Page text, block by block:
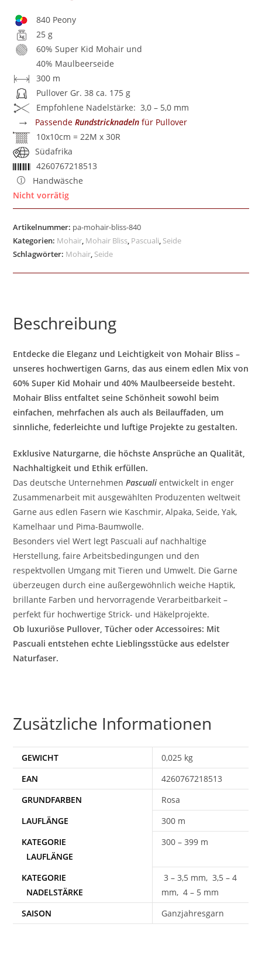
840 Peony
25 g
60% Super Kid Mohair und
40% Maulbeerseide
300 m
Pullover Gr. 38 ca. 175 g
Empfohlene Nadelstärke: 3,0 – 5,0 mm
→ PassendeRundstricknadeln für Pullover
10x10cm = 22M x 30R
Südafrika
4260767218513
Handwäsche
Nicht vorrätig
Artikelnummer: pa-mohair-bliss-840
Kategorien: Mohair, Mohair Bliss, Pascuali, Seide
Schlagwörter: Mohair, Seide
Beschreibung
Entdecke die Eleganz und Leichtigkeit von Mohair Bliss –
unseres hochwertigen Garns, das aus einem edlen Mix von
60% Super Kid Mohair und 40% Maulbeerseide besteht.
Mohair Bliss entfaltet seine Schönheit sowohl beim
einfachen, mehrfachen als auch als Beilauffaden, um
sinnliche, federleichte und luftige Projekte zu gestalten.
Exklusive Naturgarne, die höchste Ansprüche an Qualität,
Nachhaltigkeit und Ethik erfüllen.
Das deutsche UnternehmenPascuali entwickelt in enger
Zusammenarbeit mit ausgewählten Produzenten weltweit
Garne aus edlen Fasern wie Kaschmir, Alpaka, Seide, Yak,
Kamelhaar und Pima-Baumwolle.
Besonders viel Wert legt Pascuali auf nachhaltige
Herstellung, faire Arbeitsbedingungen und den
respektvollen Umgang mit Tieren und Umwelt. Die Garne
überzeugen durch eine außergewöhnlich weiche Haptik,
brillante Farben und hervorragende Verarbeitbarkeit –
perfekt für hochwertige Strick- und Häkelprojekte.
Ob luxuriöse Pullover, Tücher oder Accessoires: Mit
Pascuali entstehen echte Lieblingsstücke aus edelster
Naturfaser.
Zusätzliche Informationen
GEWICHT
0,025 kg
EAN
4260767218513
Rosa
300 m
300 – 399 m
3 – 3,5 mm, 3,5 – 4
mm, 4 – 5 mm
SAISON
Ganzjahresgarn